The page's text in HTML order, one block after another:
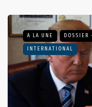
A LA UNE DOSSIER
INTERNATIONAL